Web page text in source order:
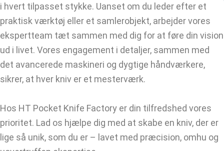
i hvert tilpasset stykke. Uanset om du leder efter et
praktisk værktøj eller et samlerobjekt, arbejder vores
ekspertteam tæt sammen med dig for at føre din vision
ud i livet. Vores engagement i detaljer, sammen med
det avancerede maskineri og dygtige håndværkere,
sikrer, at hver kniv er et mesterværk.
Hos HT Pocket Knife Factory er din tilfredshed vores
prioritet. Lad os hjælpe dig med at skabe en kniv, der er
lige så unik, som du er – lavet med præcision, omhu og